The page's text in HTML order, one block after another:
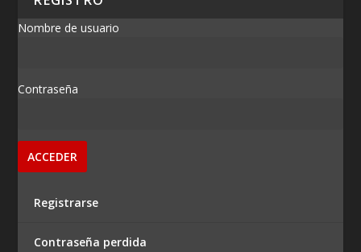
Nombre de usuario
Contraseña
Registrarse
Contraseña perdida